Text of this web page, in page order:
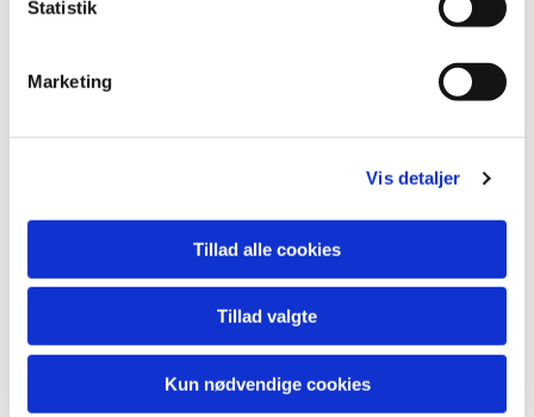
Statistik
Marketing
Vis detaljer
Tillad alle cookies
Tillad valgte
Kun nødvendige cookies